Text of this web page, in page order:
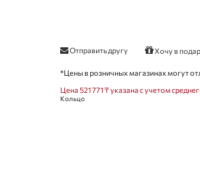
Отправить другу Хочу в
*Цены в розничных магазинах могут
Цена 521 771 ₸ указана с учетом
Кольцо